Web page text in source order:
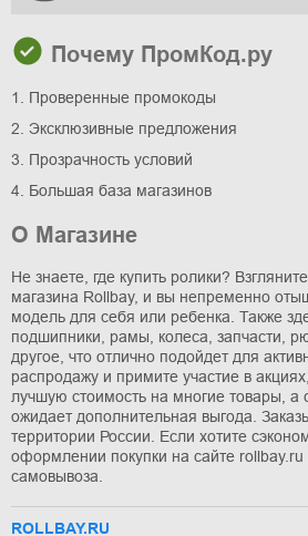
Почему ПромКод.ру
1. Проверенные промокоды
2. Эксклюзивные предложения
3. Прозрачность условий
4. Большая база магазинов
О Магазине
Не знаете, где купить ролики?
магазина Rollbay, и вы непременно
модель для себя или ребенка. Также
подшипники, рамы, колеса, запчасти,
другое, что отлично подойдет для
распродажу и примите участие в
лучшую стоимость на многие товары,
ожидает дополнительная выгода.
территории России. Если хотите
оформлении покупки на сайте
самовывоза.
ROLLBAY.RU